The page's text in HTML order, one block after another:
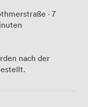
· 7
nach der